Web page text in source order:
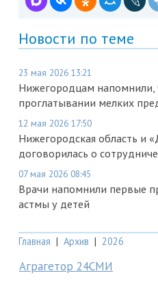
Новости по теме
23 мая 2026 13:21
Нижегородцам напомнили,
проглатывании мелких
12 мая 2026 17:50
Нижегородская область и
договорилась о
07 мая 2026 08:45
Врачи напомнили первые
астмы у детей
Главная | Архив | 2026
Аграгетор 24СМИ